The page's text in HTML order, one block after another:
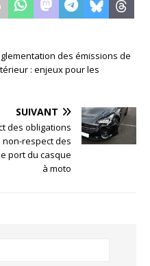
des émissions de
: enjeux pour les
SUIVANT
des obligations
non-respect des
port du casque
à moto